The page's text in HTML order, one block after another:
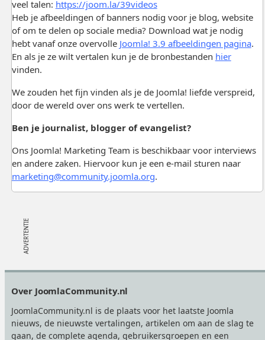
veel talen: https://joom.la/39videos
Heb je afbeeldingen of banners nodig voor je blog, website
of om te delen op sociale media? Download wat je nodig
hebt vanaf onze overvolle Joomla! 3.9 afbeeldingen pagina.
En als je ze wilt vertalen kun je de bronbestanden hier
vinden.
We zouden het fijn vinden als je de Joomla! liefde verspreid,
door de wereld over ons werk te vertellen.
Ben je journalist, blogger of evangelist?
Ons Joomla! Marketing Team is beschikbaar voor interviews
en andere zaken. Hiervoor kun je een e-mail sturen naar
marketing@community.joomla.org.
Over JoomlaCommunity.nl
JoomlaCommunity.nl is de plaats voor het laatste Joomla
nieuws, de nieuwste vertalingen, artikelen om aan de slag te
gaan, de complete agenda, gebruikersgroepen en een